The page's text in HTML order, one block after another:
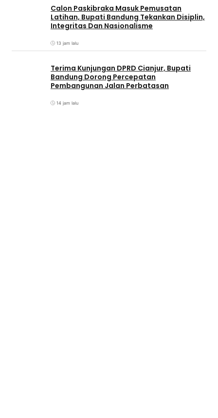
Calon Paskibraka Masuk Pemusatan
Latihan, Bupati Bandung Tekankan Disiplin,
Integritas Dan Nasionalisme
13 jam lalu
Terima Kunjungan DPRD Cianjur, Bupati
Bandung Dorong Percepatan
Pembangunan Jalan Perbatasan
14 jam lalu